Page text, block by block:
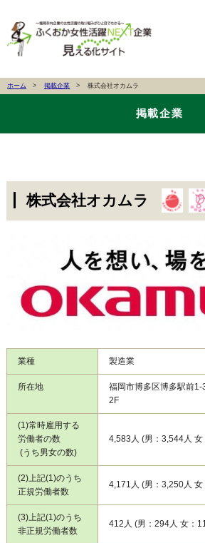
ホーム 掲載企業 株式会社オカムラ
掲載企業
株式会社オカムラ
業種 製造業
所在地
福岡市博多区博多駅前
2F
(1)常時雇用する
労働者の数
(うち男女の数)
4,583人 (男：3,544人
(2)上記(1)のうち
正規労働者数
4,171人 (男：3,250人
(3)上記(1)のうち
非正規労働者数
412人 (男：294人 女：